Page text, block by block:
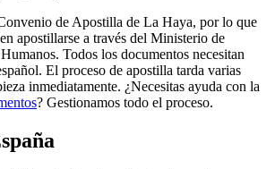
de Apostilla de La Haya, por lo que
apostillarse a través del Ministerio de
Todos los documentos necesitan
El proceso de apostilla tarda varias
inmediatamente. ¿Necesitas ayuda con la
? Gestionamos todo el proceso.